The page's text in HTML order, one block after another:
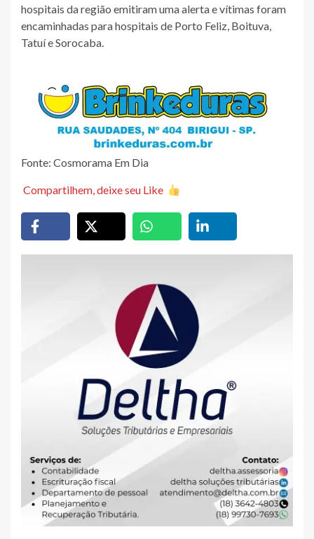
hospitais da região emitiram uma alerta e vítimas foram
encaminhadas para hospitais de Porto Feliz, Boituva,
Tatuí e Sorocaba.
Fonte: Cosmorama Em Dia
Compartilhem, deixe seu Like